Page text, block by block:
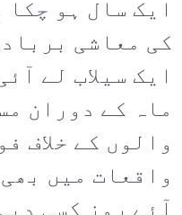
ایک سال ہو
کی معاشی
ایک سیلاب لے
ماہ کے دوران
والوں کے خلاف
واقعات میں